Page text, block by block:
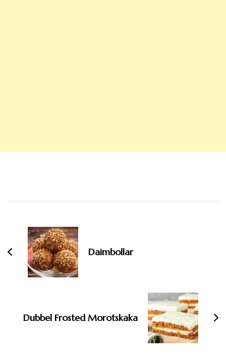
Daimbollar
Dubbel Frosted Morotskaka